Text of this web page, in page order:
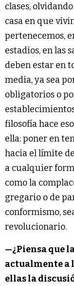
clases,
casa en que
pertenecemos,
estadios, en las
deben estar en
media, ya sea
obligatorios o
filosofía hace
ella: poner en
hacia el límite
a cualquier
como la
gregario o de
conformismo,
revolucionario.
—¿Piensa que
actualmente a
ellas la